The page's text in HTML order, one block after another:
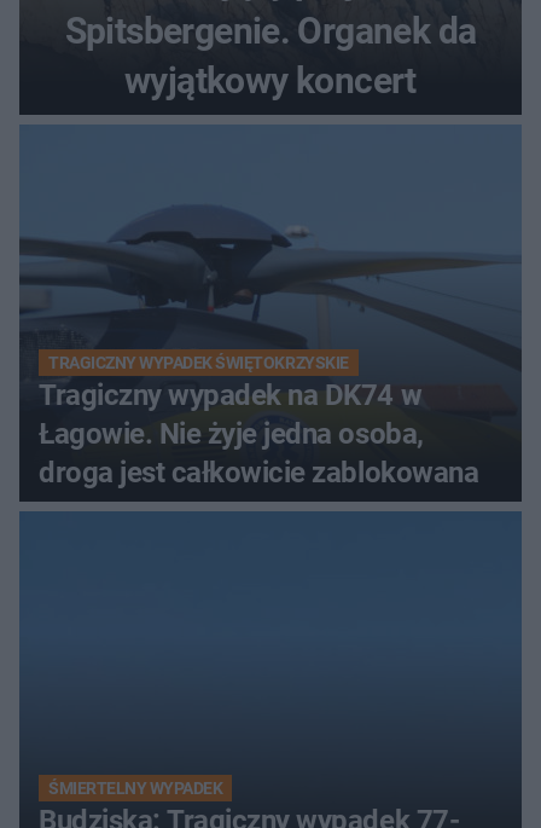
Spitsbergenie. Organek da
wyjątkowy koncert
TRAGICZNY WYPADEK ŚWIĘTOKRZYSKIE
Tragiczny wypadek na DK74 w
Łagowie. Nie żyje jedna osoba,
droga jest całkowicie zablokowana
ŚMIERTELNY WYPADEK
Budziska: Tragiczny wypadek 77-